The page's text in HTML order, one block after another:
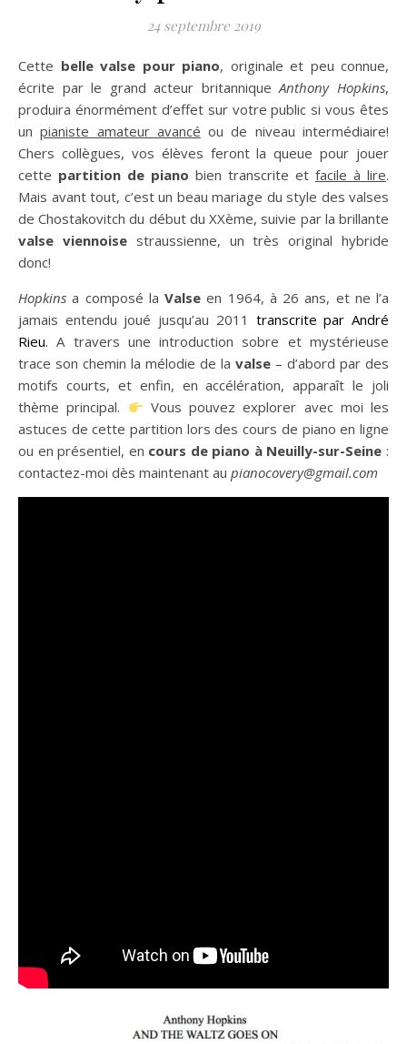
24 septembre 2019
Cette belle valse pour piano, originale et peu connue,
écrite par le grand acteur britanniqueAnthony Hopkins,
produira énormément d’effet sur votre public si vous êtes
unpianiste amateur avancé ou de niveau intermédiaire!
Chers collègues, vos élèves feront la queue pour jouer
cette partition de piano bien transcrite et facile à lire.
Mais avant tout, c’est un beau mariage du style des valses
de Chostakovitch du début du XXème, suivie par la brillante
valse viennoisestraussienne, un très original hybride
donc!
Hopkins a composé la Valse en 1964, à 26 ans, et ne l’a
jamais entendu joué jusqu’au 2011 transcrite par André
Rieu. A travers une introduction sobre et mystérieuse
trace son chemin la mélodie de la valse – d’abord par des
motifs courts, et enfin, en accélération, apparaît le joli
thème principal.
Vous pouvez explorer avec moi les
astuces de cette partition lors des cours de piano en ligne
ou en présentiel, en cours de piano à Neuilly-sur-Seine :
contactez-moi dès maintenant au pianocovery@gmail.com